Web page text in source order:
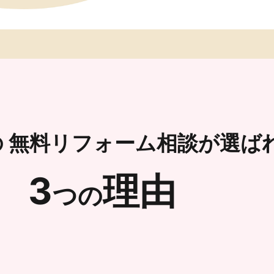
無料リフォーム相談が選ば
3つの理由